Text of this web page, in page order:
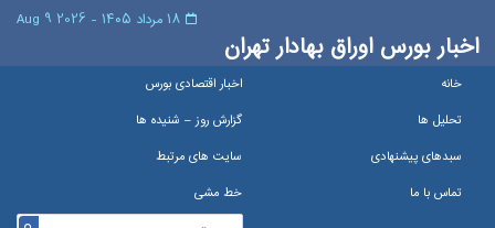
اخبار بورس اوراق بهادار تهران
خانه
اخبار اقتصادی بورس
تحلیل ها
گزارش روز – شنيده ها
سبدهای پیشنهادی
سایت های مرتبط
تماس با ما
خط مشی